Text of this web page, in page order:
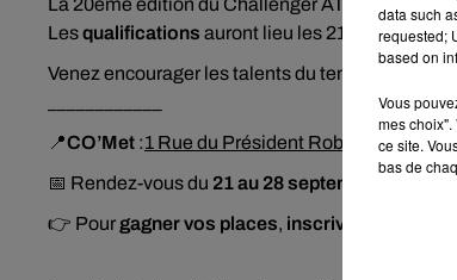
La 20ème édition du Challenger ATP 125 se
Lesqualifications auront lieu les 21 et 22
Venez encourager les talents du tennis de
📍CO’Met :1 Rue du Président Robert
📅 Rendez-vous du 21 au 28 septembre 2025
👉 Pour gagner vos places, inscrivez-vous
data such
requested;
based on
Vous
mes
ce site.
bas de